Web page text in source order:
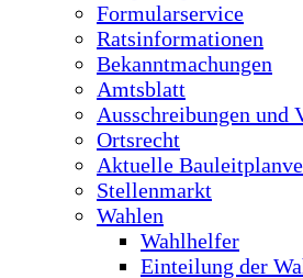
Formularservice
Ratsinformationen
Bekanntmachungen
Amtsblatt
Ausschreibungen und
Ortsrecht
Aktuelle
Stellenmarkt
Wahlen
Wahlhelfer
Einteilung der